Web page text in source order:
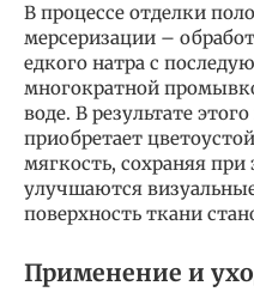
В процессе отделки
мерсеризации –
едкого натра с
многократной
воде. В результате
приобретает
мягкость, сохраняя
улучшаются
поверхность ткани
Применение и